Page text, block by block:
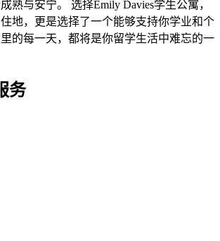
熟与安宁。 选择Emily Davies学生公寓，
地，更是选择了一个能够支持你学业和个
的每一天，都将是你留学生活中难忘的一
务